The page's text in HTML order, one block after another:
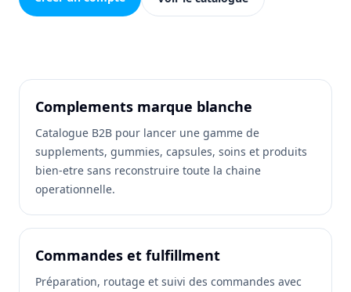
Complements marque blanche
Catalogue B2B pour lancer une gamme de
supplements, gummies, capsules, soins et produits
bien-etre sans reconstruire toute la chaine
operationnelle.
Commandes et fulfillment
Préparation, routage et suivi des commandes avec